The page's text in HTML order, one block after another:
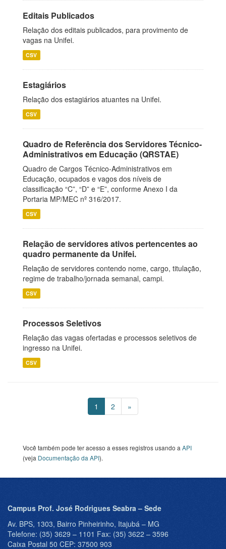
Editais Publicados
Relação dos editais publicados, para provimento de
vagas na Unifei.
CSV
Estagiários
Relação dos estagiários atuantes na Unifei.
CSV
Quadro de Referência dos Servidores Técnico-
Administrativos em Educação (QRSTAE)
Quadro de Cargos Técnico-Administrativos em
Educação, ocupados e vagos dos níveis de
classificação “C”, “D” e “E”, conforme Anexo I da
Portaria MP/MEC nº 316/2017.
CSV
Relação de servidores ativos pertencentes ao
quadro permanente da Unifei.
Relação de servidores contendo nome, cargo, titulação,
regime de trabalho/jornada semanal, campi.
CSV
Processos Seletivos
Relação das vagas ofertadas e processos seletivos de
ingresso na Unifei.
CSV
1 2 »
Você também pode ter acesso a esses registros usando a API
(veja Documentação da API).
Campus Prof. José Rodrigues Seabra – Sede
Av. BPS, 1303, Bairro Pinheirinho, Itajubá – MG
Telefone: (35) 3629 – 1101 Fax: (35) 3622 – 3596
Caixa Postal 50 CEP: 37500 903